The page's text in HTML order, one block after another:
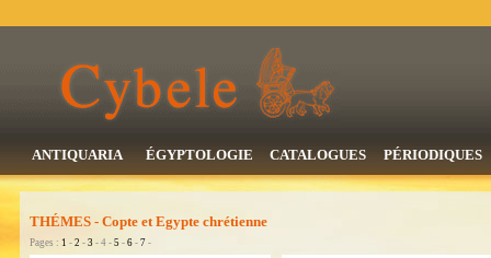
ANTIQUARIA ÉGYPTOLOGIE CATALOGUES PÉRIODIQUES
THÉMES - Copte et Egypte chrétienne
Pages : 1 - 2 - 3 - 4 - 5 - 6 - 7 -